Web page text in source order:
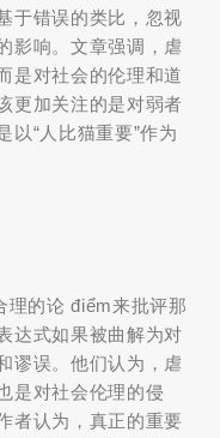
于错误的类比，忽视
影响。文章强调，虐
是对社会的伦理和道
更加关注的是对弱者
以“人比猫重要”作为
理的论 điểm来批评那
达式如果被曲解为对
谬误。他们认为，虐
是对社会伦理的侵
者认为，真正的重要